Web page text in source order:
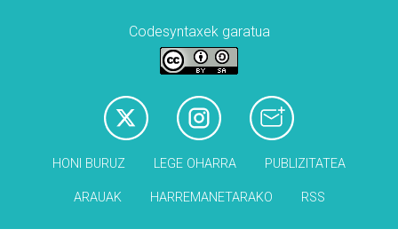
Codesyntaxek garatua
HONI BURUZ LEGE OHARRA PUBLIZITATEA
ARAUAK HARREMANETARAKO RSS